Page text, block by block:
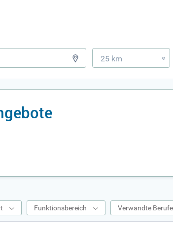
25 km »
Funktionsbereich Verwandte Berufe